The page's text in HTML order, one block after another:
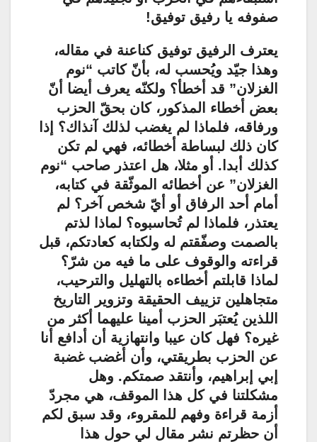
صفوفه يا رفيق توفيق!
يعترف الرفيق توفيق كناعنة في مقاله،
وهذا جيّد ويُحسب له، بأنّ كاتب “نوم
الغزلان” قد أخطأ؟ ولكنّه يعرف أيضا أنّ
بعض أخطاء المذكور، كان بحقّ الحزب
ورفاقه، فلماذا لم يغضب لذلك آنذاك؟ إذا
كان ذلك لبساطة أخطائه، فهي لم تكن
كذلك أبدا. أو مثلا، هل اعتذر صاحب “نوم
الغزلان” عن أخطائه الموثّقة في كتابه،
أمام أحد الرفاق أو أيّ شخص آخر؟ لم
يعتذر، فلماذا لم تُحاسبوه؟ لماذا لذتم
بالصمت وصفّقتم له ولكتابه كعادتكم، قبل
قراءته والوقوف على ما فيه من شرّ؟
لماذا قابلتم أخطاءه بالتهليل والترحيب،
متجاهلين تزييف الحقيقة وتزوير التاريخ
اللذين يُعتبَر الحزب أمينا عليهما أكثر من
غيره؟ فهل كان عيبا وانتهازية أن أدافع أنا
عن الحزب بطريقتي، وأن أغضب غضبة
إبي إبراهيم، وأنتقد صمتكم. وهل
مشكلتنا في كل هذا الموقف، هي مجردّ
أزمة قراءة وفهم للمقروء، وقد سبق لكم
أن حظرتم نشر مقال لي حول هذا